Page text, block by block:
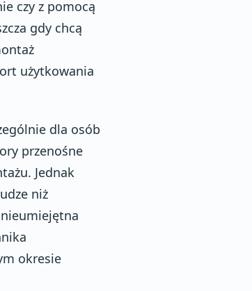
czy z pomocą
gdy chcą
użytkowania
dla osób
przenośne
Jednak
niż
okresie